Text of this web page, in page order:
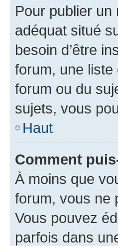
Pour publier
adéquat situé
besoin d’être
forum, une liste
forum ou du
sujets, vous
Haut
Comment
À moins que
forum, vous ne
Vous pouvez
parfois dans